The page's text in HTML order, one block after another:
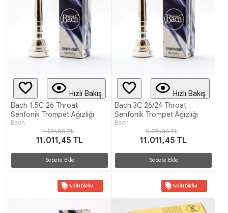
Hızlı Bakış
Bach 1.5C 26 Throat
Senfonik Trompet Ağızlığı
Bach
11.591,00 TL
11.011,45 TL
Sepete Ekle
Hızlı Bakış
Bach 3C 26/24 Throat
Senfonik Trompet Ağızlığı
Bach
11.591,00 TL
11.011,45 TL
Sepete Ekle
%5 İNDIRIM %5 İNDIRIM